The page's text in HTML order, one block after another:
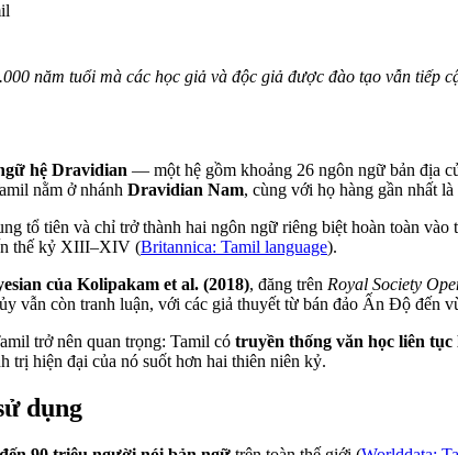
năm tuổi mà các học giả và độc giả được đào tạo vẫn
hệ Dravidian — một hệ gồm khoảng 26 ngôn ngữ bản địa
nằm ở nhánh Dravidian Nam, cùng với họ hàng gần nhất là
tổ tiên và chỉ trở thành hai ngôn ngữ riêng biệt hoàn toàn
thế kỷ XIII–XIV (Britannica: Tamil language).
của Kolipakam et al. (2018), đăng trên Royal Society
vẫn còn tranh luận, với các giả thuyết từ bán đảo Ấn Độ đến
trở nên quan trọng: Tamil có truyền thống văn học liên
trị hiện đại của nó suốt hơn hai thiên niên kỷ.
dụng